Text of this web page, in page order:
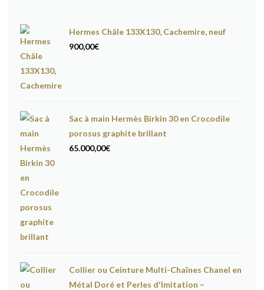
Hermes Châle 133X130, Cachemire, neuf
900,00€
Sac à main Hermès Birkin 30 en Crocodile
porosus graphite brillant
65.000,00€
Collier ou Ceinture Multi-Chaînes Chanel en
Métal Doré et Perles d'Imitation –